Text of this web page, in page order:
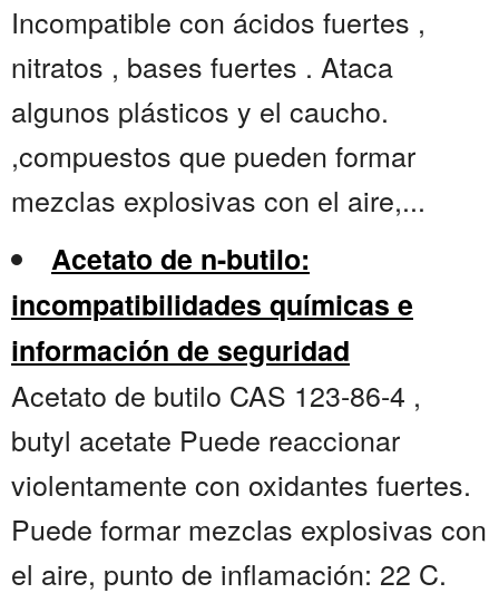
Incompatible con ácidos fuertes ,
nitratos , bases fuertes . Ataca
algunos plásticos y el caucho.
,compuestos que pueden formar
mezclas explosivas con el aire,...
Acetato de n-butilo:
incompatibilidades químicas e
información de seguridad
Acetato de butilo CAS 123-86-4 ,
butyl acetate Puede reaccionar
violentamente con oxidantes fuertes.
Puede formar mezclas explosivas con
el aire, punto de inflamación: 22 C.